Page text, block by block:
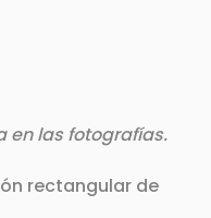
en las fotografías.
rectangular de